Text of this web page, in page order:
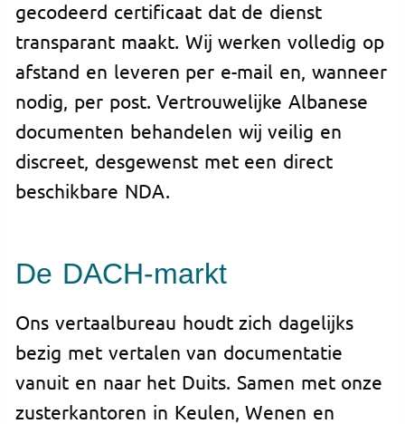
gecodeerd certificaat dat de dienst
transparant maakt. Wij werken volledig op
afstand en leveren per e-mail en, wanneer
nodig, per post. Vertrouwelijke Albanese
documenten behandelen wij veilig en
discreet, desgewenst met een direct
beschikbare NDA.
De DACH-markt
Ons vertaalbureau houdt zich dagelijks
bezig met vertalen van documentatie
vanuit en naar het Duits. Samen met onze
zusterkantoren in Keulen, Wenen en